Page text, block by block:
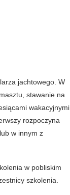
jachtowego. W
stawanie na
wakacyjnymi
rozpoczyna
w innym z
w pobliskim
szkolenia.
Twoich